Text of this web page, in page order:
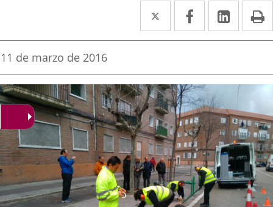
Twitter
Enlace
a
aplicación
externa.
Facebook
Enlace
a
aplicación
externa.
Enlace
a
Fecha
la
noticia
11 de marzo de 2016